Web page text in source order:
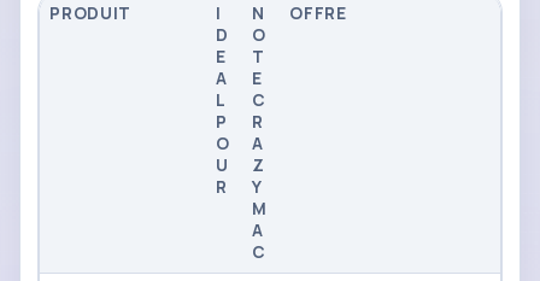
PRODUIT
I
D
E
A
L
P
O
U
R
N
O
T
E
C
R
A
Z
Y
M
A
C
OFFRE